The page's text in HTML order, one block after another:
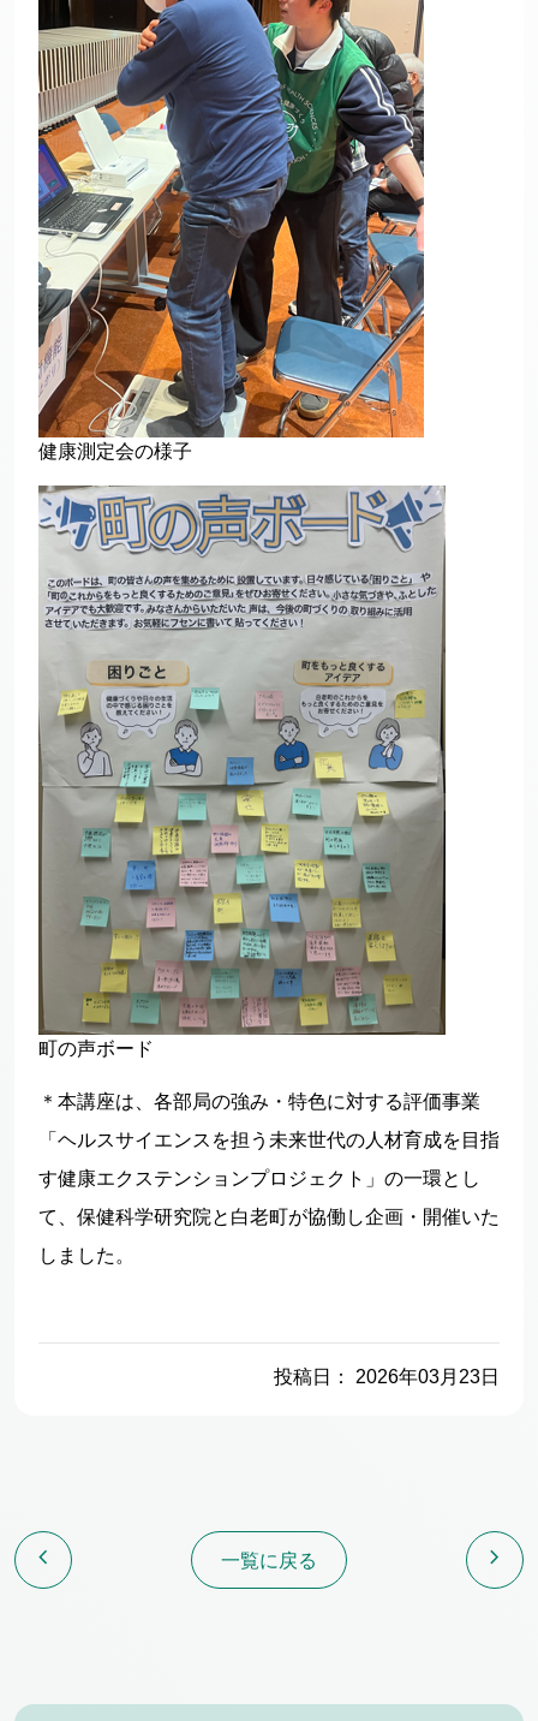
健康測定会の様子
町の声ボード
＊本講座は、各部局の強み・特色に対する評価事業
「ヘルスサイエンスを担う未来世代の人材育成を目指
す健康エクステンションプロジェクト」の一環とし
て、保健科学研究院と白老町が協働し企画・開催いた
しました。
投稿日： 2026年03月23日
chevron_left 一覧に戻る chevron_right